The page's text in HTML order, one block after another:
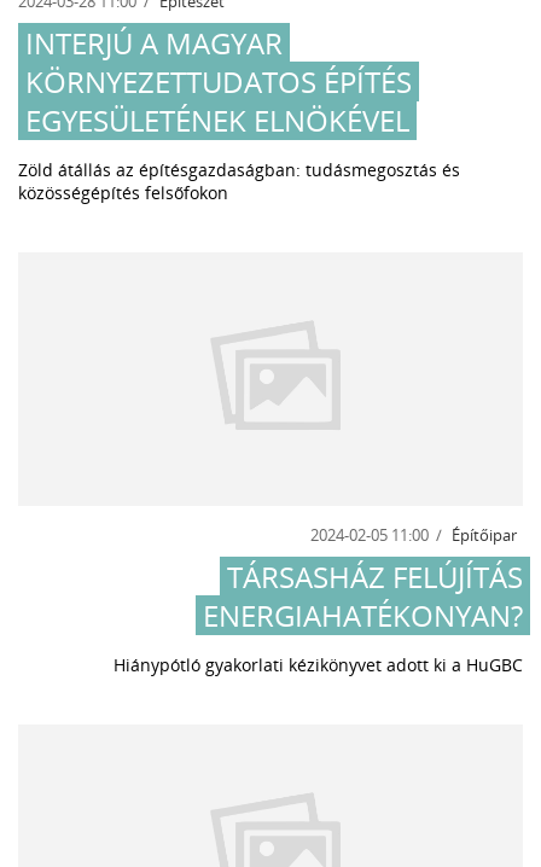
INTERJÚ A MAGYAR
KÖRNYEZETTUDATOS ÉPÍTÉS
EGYESÜLETÉNEK ELNÖKÉVEL
Zöld átállás az építésgazdaságban: tudásmegosztás és
közösségépítés felsőfokon
2024-02-05 11:00 Építőipar
TÁRSASHÁZ FELÚJÍTÁS
ENERGIAHATÉKONYAN?
Hiánypótló gyakorlati kézikönyvet adott ki a HuGBC